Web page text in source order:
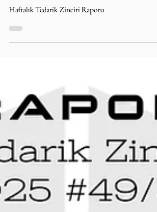
Raporu: 2025 #50/52
(08.12 ... 14.12)
Haftalık Tedarik Zinciri Raporu